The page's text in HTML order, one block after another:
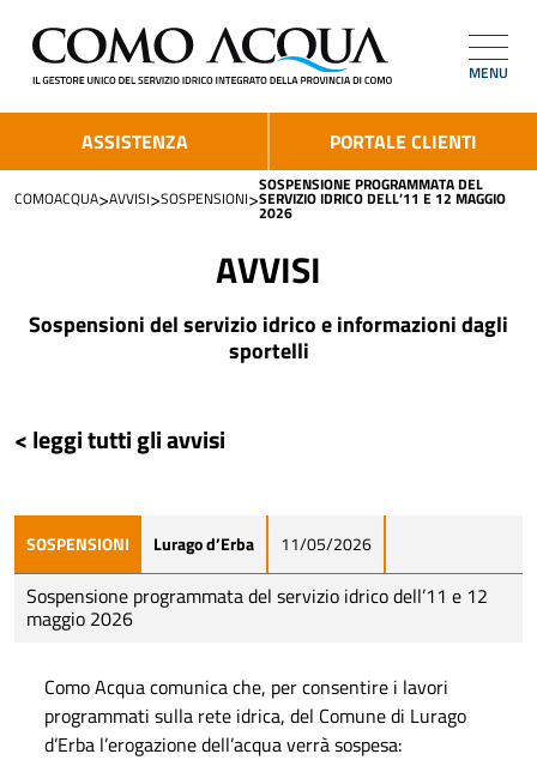
MENU
ASSISTENZA PORTALE CLIENTI
COMOACQUA>AVVISI>SOSPENSIONI>
SOSPENSIONE PROGRAMMATA DEL
SERVIZIO IDRICO DELL’11 E 12 MAGGIO
2026
AVVISI
Sospensioni del servizio idrico e informazioni dagli
sportelli
< leggi tutti gli avvisi
SOSPENSIONI Lurago d’Erba 11/05/2026
Sospensione programmata del servizio idrico dell’11 e 12
maggio 2026
Como Acqua comunica che, per consentire i lavori
programmati sulla rete idrica, del Comune di Lurago
d’Erba l’erogazione dell’acqua verrà sospesa: